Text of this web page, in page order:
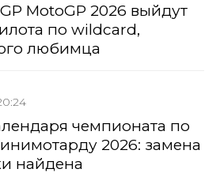
MotoGP 2026 выйдут
по wildcard,
любимца
чемпионата по
2026: замена
найдена